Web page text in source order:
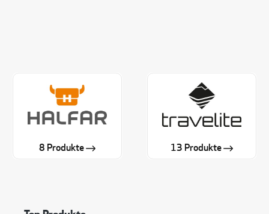
8 Produkte 13 Produkte